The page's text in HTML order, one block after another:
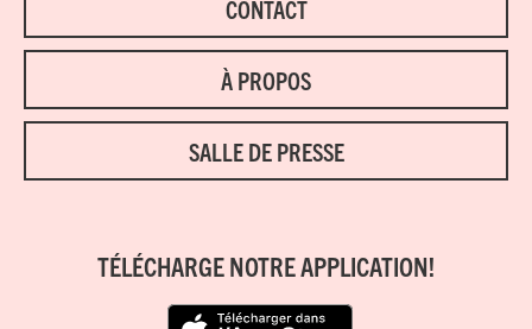
CONTACT
À PROPOS
SALLE DE PRESSE
TÉLÉCHARGE NOTRE APPLICATION!